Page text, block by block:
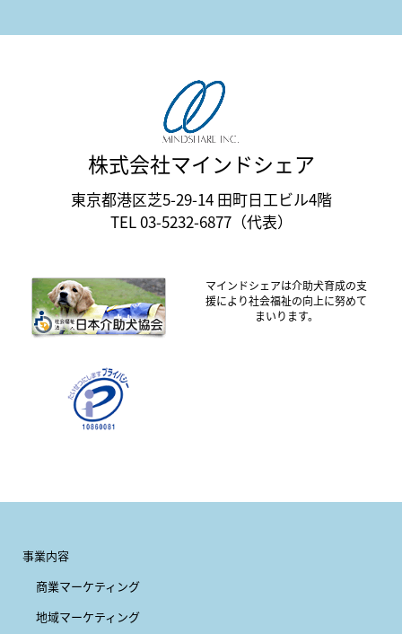
株式会社マインドシェア
東京都港区芝5-29-14 田町日工ビル4階
TEL 03-5232-6877（代表）
マインドシェアは介助犬育成の支
援により社会福祉の向上に努めて
まいります。
事業内容
商業マーケティング
地域マーケティング